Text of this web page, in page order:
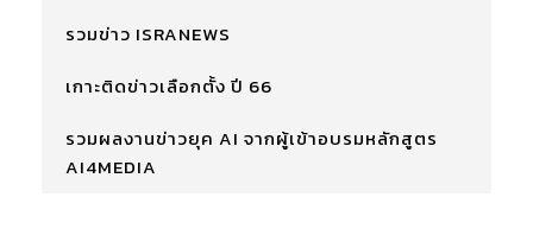
รวมข่าว ISRANEWS
เกาะติดข่าวเลือกตั้ง ปี 66
รวมผลงานข่าวยุค AI จากผู้เข้าอบรมหลักสูตร
AI4MEDIA